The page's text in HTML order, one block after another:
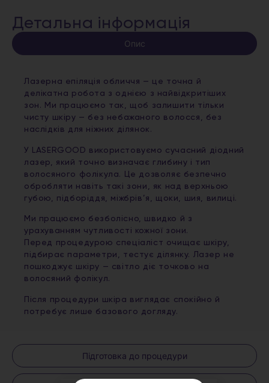
Детальна інформація
Опис
Підготовка до процедури
Лазерна епіляція обличчя — це точна й
делікатна робота з однією з найвідкритіших
зон. Ми працюємо так, щоб залишити тільки
чисту шкіру — без небажаного волосся, без
наслідків для ніжних ділянок.
У LASERGOOD використовуємо сучасний діодний
лазер, який точно визначає глибину і тип
волосяного фолікула. Це дозволяє безпечно
обробляти навіть такі зони, як над верхньою
губою, підборіддя, міжбрів’я, щоки, шия, вилиці.
Ми працюємо безболісно, швидко й з
урахуванням чутливості кожної зони.
Перед процедурою спеціаліст очищає шкіру,
підбирає параметри, тестує ділянку. Лазер не
пошкоджує шкіру — світло діє точково на
волосяний фолікул.
Після процедури шкіра виглядає спокійно й
потребує лише базового догляду.